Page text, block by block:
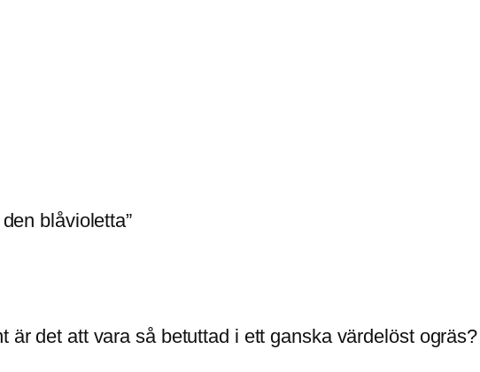
blåvioletta”
är det att vara så betuttad i ett ganska värdelöst ogräs?